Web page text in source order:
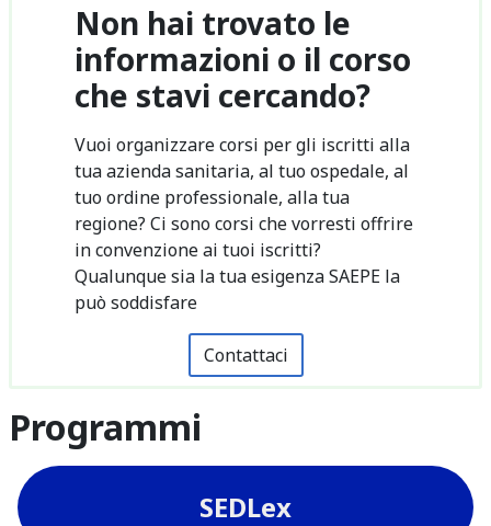
Non hai trovato le
informazioni o il corso
che stavi cercando?
Vuoi organizzare corsi per gli iscritti alla
tua azienda sanitaria, al tuo ospedale, al
tuo ordine professionale, alla tua
regione? Ci sono corsi che vorresti offrire
in convenzione ai tuoi iscritti?
Qualunque sia la tua esigenza SAEPE la
può soddisfare
Contattaci
Programmi
SEDLex